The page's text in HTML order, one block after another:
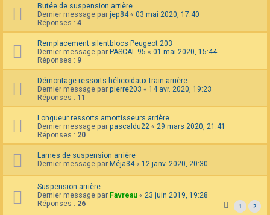
Butée de suspension arrière
Dernier message par jep84« 03 mai 2020, 17:40
Réponses : 4
Remplacement silentblocs Peugeot 203
Dernier message par PASCAL 95 « 01 mai 2020, 15:44
Réponses : 9
Démontage ressorts hélicoidaux train arrière
Dernier message par pierre203 « 14 avr. 2020, 19:23
Réponses : 11
Longueur ressorts amortisseurs arrière
Dernier message par pascaldu22 « 29 mars 2020, 21:41
Réponses : 20
Lames de suspension arrière
Dernier message par Méja34« 12 janv. 2020, 20:30
Suspension arrière
Dernier message par Favreau « 23 juin 2019, 19:28
Réponses : 26 1 2